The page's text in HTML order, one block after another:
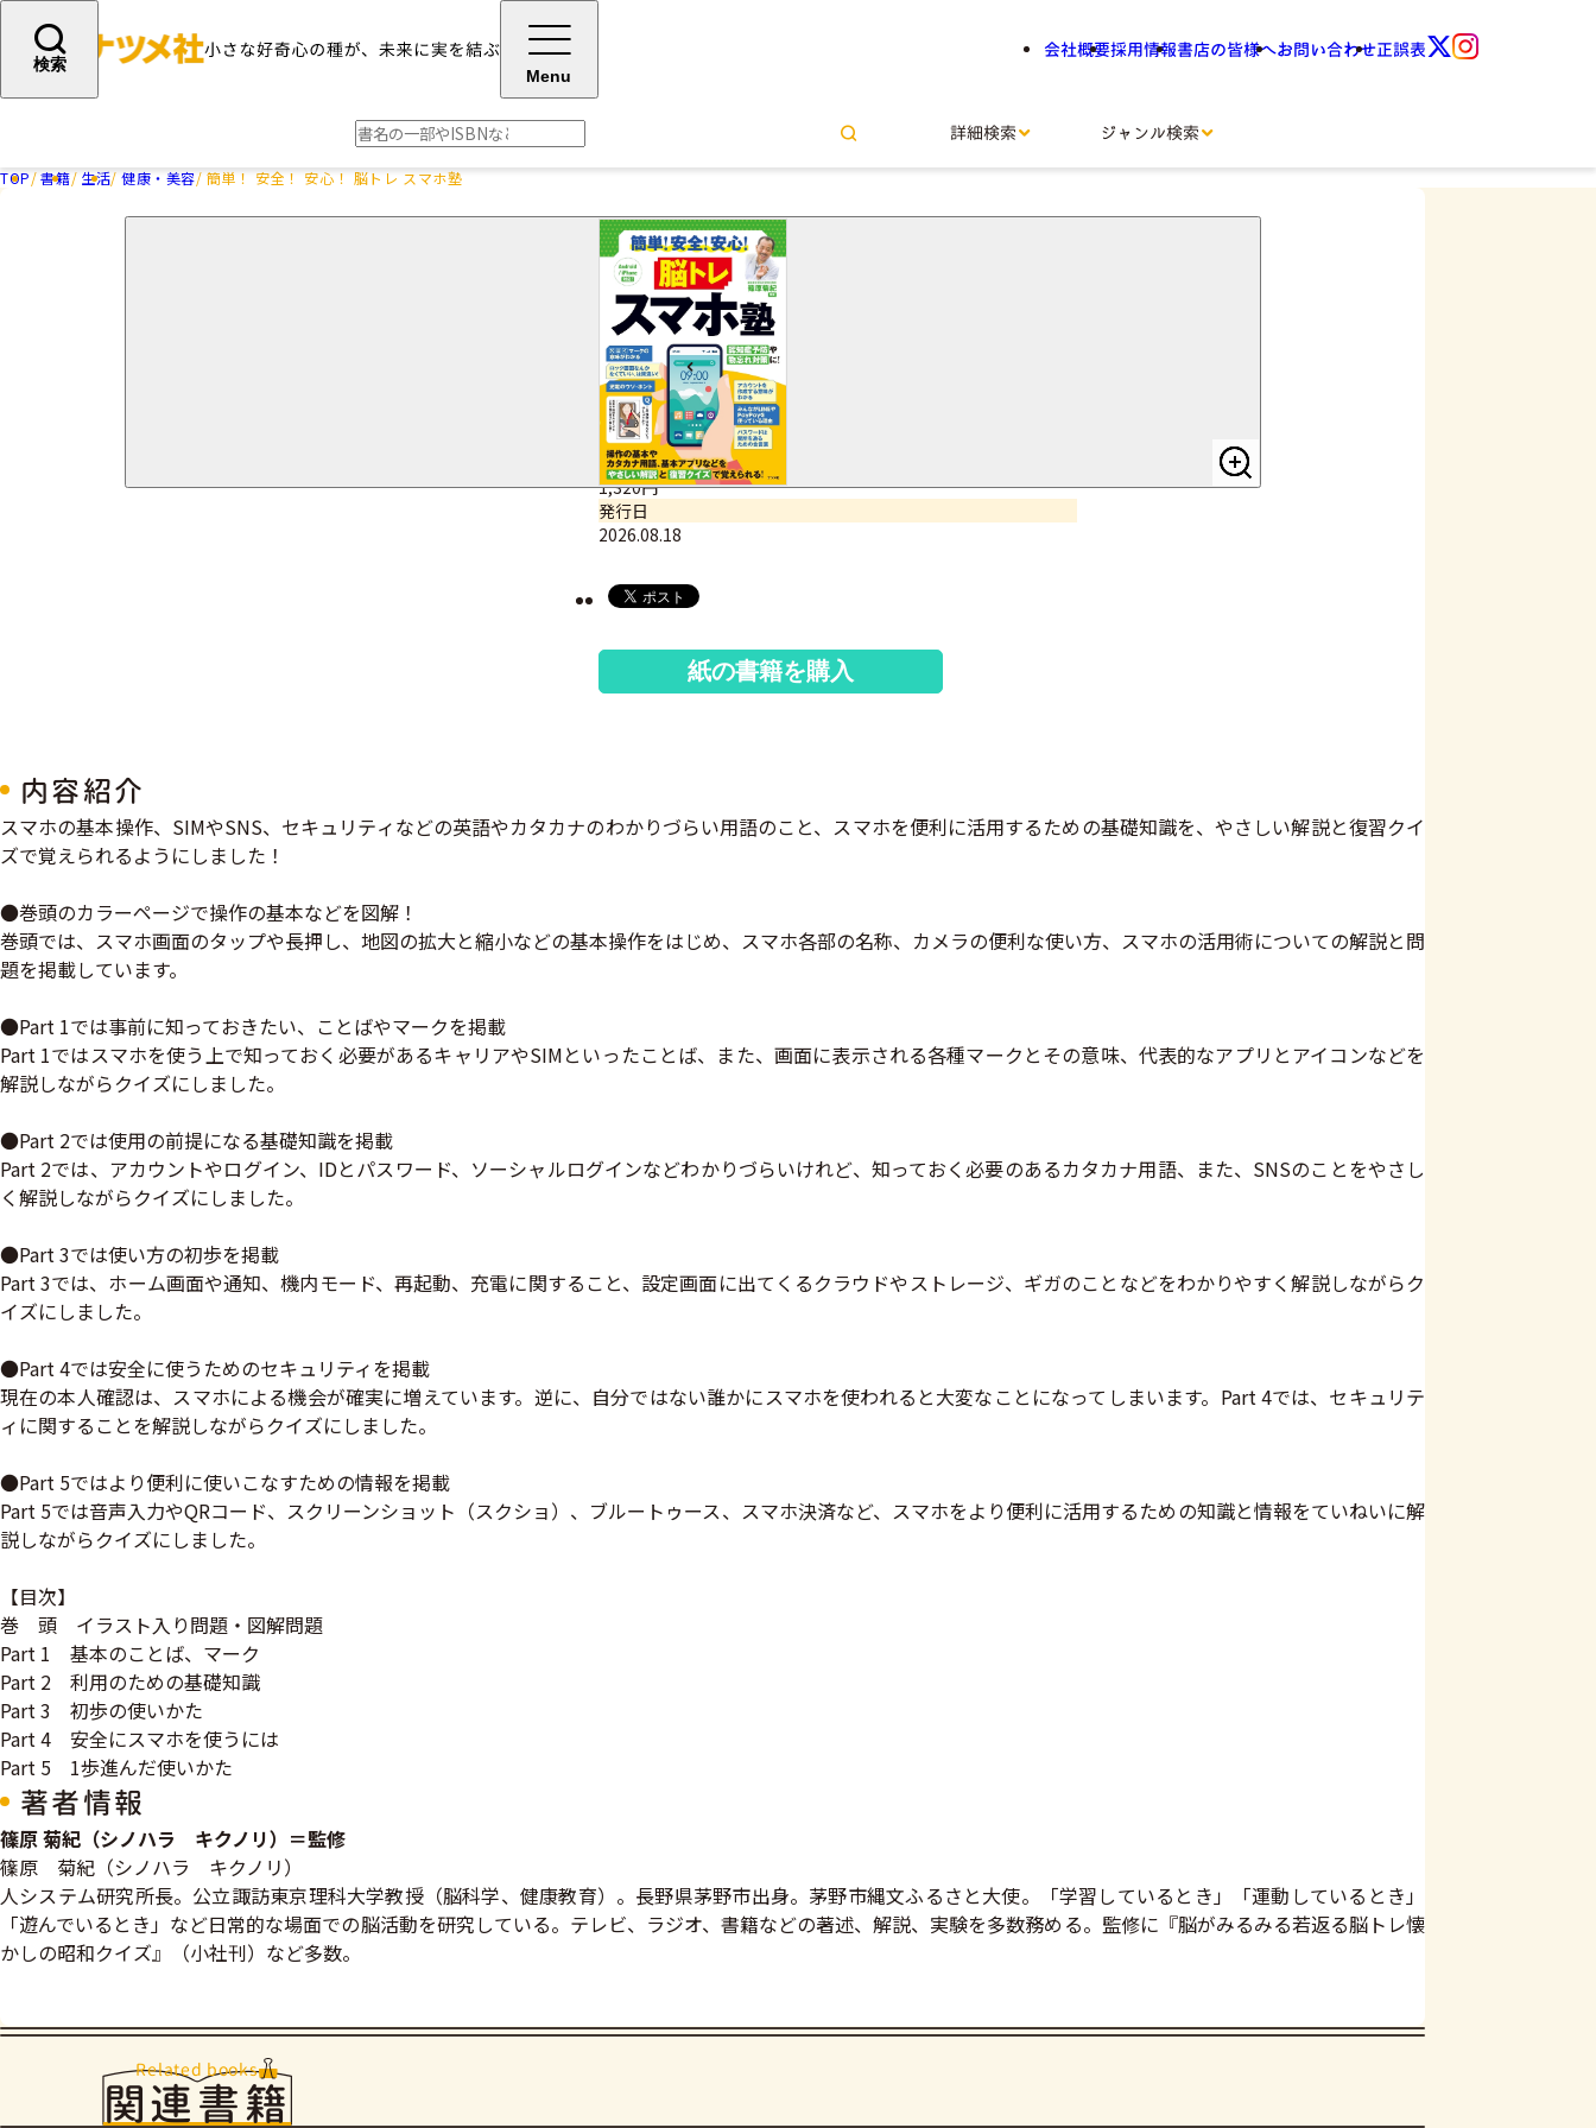
会社概要採用情報書店の皆様へお問い合わせ正誤表
検索
Menu
詳細検索 ジャンル検索
TOP 書籍 生活 健康・美容 簡単！ 安全！ 安心！ 脳トレ スマホ塾
簡単！ 安全！ 安心！ 脳トレ スマホ塾
篠原 菊紀＝監修
サイズ・ページ数
B5判・144ページ
ISBNコード
9784816379192
価格（税込）
1,320円
発行日
2026.08.18
紙の書籍を購入
内容紹介
スマホの基本操作、SIMやSNS、セキュリティなどの英語やカタカナのわかりづらい用語のこと、スマホを便利に活用するための基礎知識を、やさしい解説と復習クイ
ズで覚えられるようにしました！
●巻頭のカラーページで操作の基本などを図解！
巻頭では、スマホ画面のタップや長押し、地図の拡大と縮小などの基本操作をはじめ、スマホ各部の名称、カメラの便利な使い方、スマホの活用術についての解説と問
題を掲載しています。
●Part 1では事前に知っておきたい、ことばやマークを掲載
Part 1ではスマホを使う上で知っておく必要があるキャリアやSIMといったことば、また、画面に表示される各種マークとその意味、代表的なアプリとアイコンなどを
解説しながらクイズにしました。
●Part 2では使用の前提になる基礎知識を掲載
Part 2では、アカウントやログイン、IDとパスワード、ソーシャルログインなどわかりづらいけれど、知っておく必要のあるカタカナ用語、また、SNSのことをやさし
く解説しながらクイズにしました。
●Part 3では使い方の初歩を掲載
Part 3では、ホーム画面や通知、機内モード、再起動、充電に関すること、設定画面に出てくるクラウドやストレージ、ギガのことなどをわかりやすく解説しながらク
イズにしました。
●Part 4では安全に使うためのセキュリティを掲載
現在の本人確認は、スマホによる機会が確実に増えています。逆に、自分ではない誰かにスマホを使われると大変なことになってしまいます。Part 4では、セキュリテ
ィに関することを解説しながらクイズにしました。
●Part 5ではより便利に使いこなすための情報を掲載
Part 5では音声入力やQRコード、スクリーンショット（スクショ）、ブルートゥース、スマホ決済など、スマホをより便利に活用するための知識と情報をていねいに解
説しながらクイズにしました。
【目次】
巻 頭 イラスト入り問題・図解問題
Part 1 基本のことば、マーク
Part 2 利用のための基礎知識
Part 3 初歩の使いかた
Part 4 安全にスマホを使うには
Part 5 1歩進んだ使いかた
著者情報
篠原 菊紀（シノハラ キクノリ）＝監修
篠原 菊紀（シノハラ キクノリ）
人システム研究所長。公立諏訪東京理科大学教授（脳科学、健康教育）。長野県茅野市出身。茅野市縄文ふるさと大使。「学習しているとき」「運動しているとき」
「遊んでいるとき」など日常的な場面での脳活動を研究している。テレビ、ラジオ、書籍などの著述、解説、実験を多数務める。監修に『脳がみるみる若返る脳トレ懐
かしの昭和クイズ』（小社刊）など多数。
Related books
関連書籍